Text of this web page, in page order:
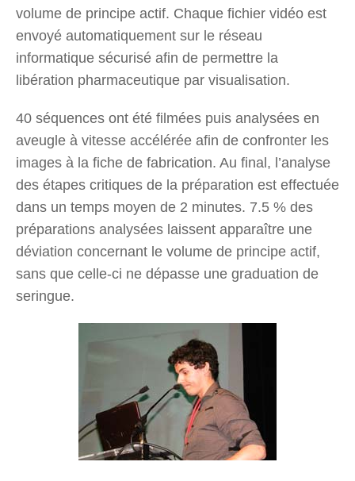
volume de principe actif. Chaque fichier vidéo est
envoyé automatiquement sur le réseau
informatique sécurisé afin de permettre la
libération pharmaceutique par visualisation.
40 séquences ont été filmées puis analysées en
aveugle à vitesse accélérée afin de confronter les
images à la fiche de fabrication. Au final, l’analyse
des étapes critiques de la préparation est effectuée
dans un temps moyen de 2 minutes. 7.5 % des
préparations analysées laissent apparaître une
déviation concernant le volume de principe actif,
sans que celle-ci ne dépasse une graduation de
seringue.